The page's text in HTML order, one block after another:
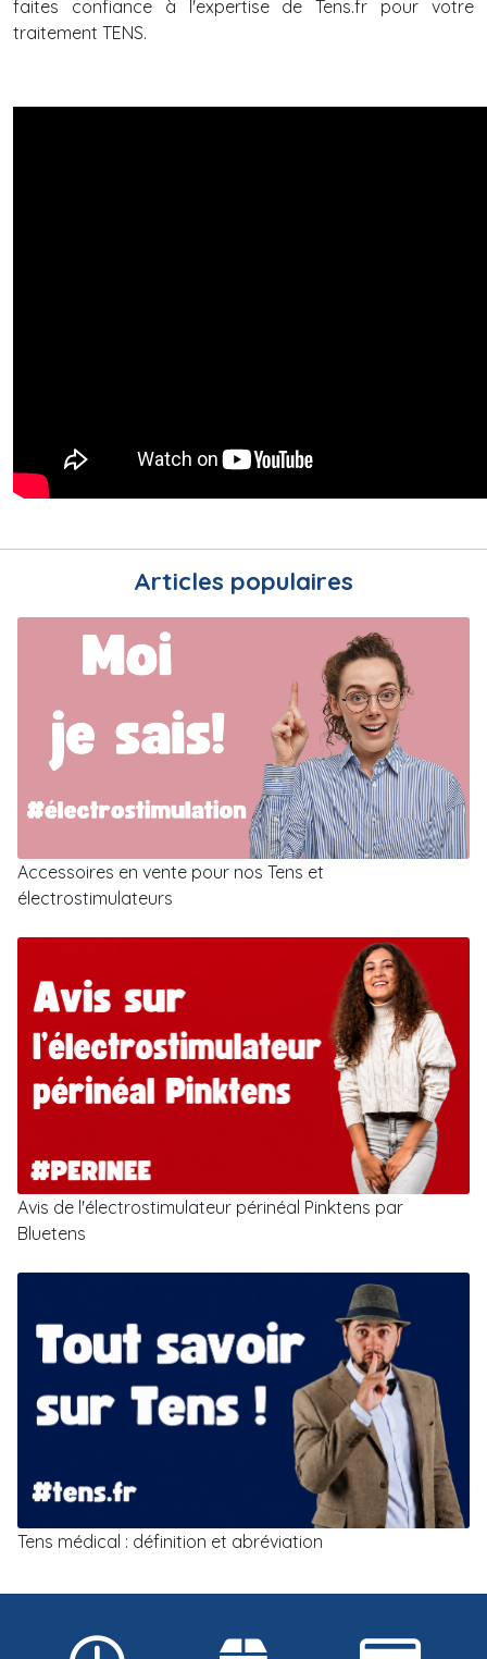
faites confiance à l'expertise de Tens.fr pour votre
traitement TENS.
Articles populaires
Accessoires en vente pour nos Tens et
électrostimulateurs
Avis de l'électrostimulateur périnéal Pinktens par
Bluetens
Tens médical : définition et abréviation